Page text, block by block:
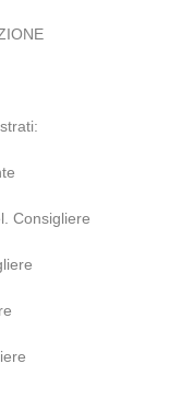
Consigliere